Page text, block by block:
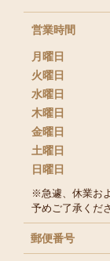
営業時間
月曜日
火曜日
水曜日
木曜日
金曜日
土曜日
日曜日
※急遽、休業お
予めご了承くだ
郵便番号